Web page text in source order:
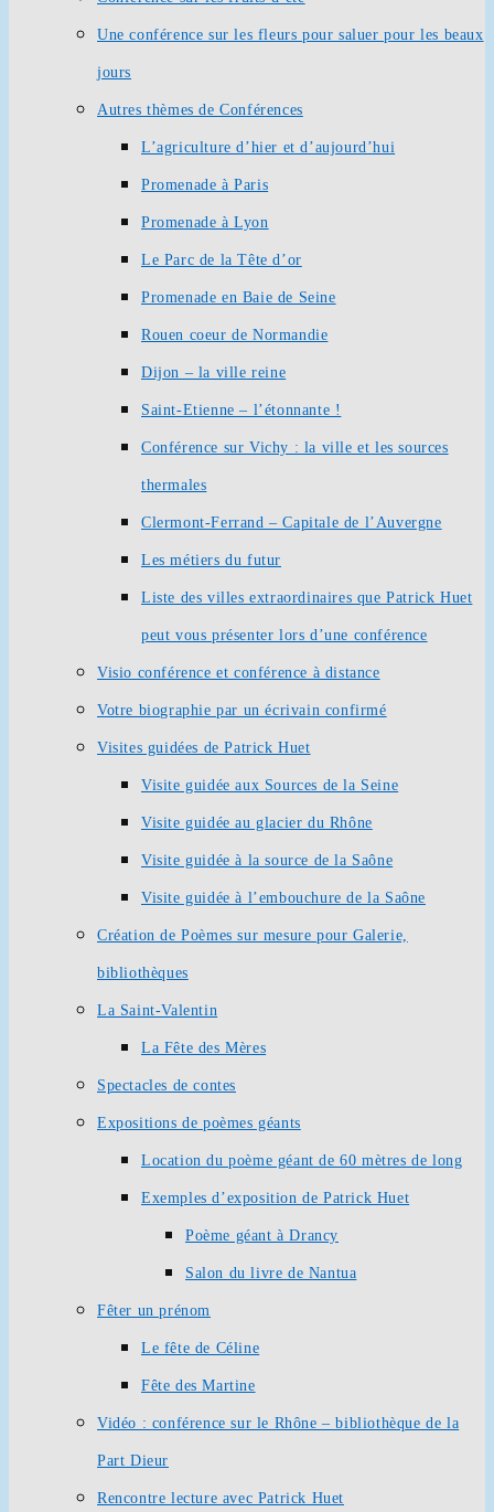
Une conférence sur les fleurs pour saluer pour les beaux
jours
Autres thèmes de Conférences
L’agriculture d’hier et d’aujourd’hui
Promenade à Paris
Promenade à Lyon
Le Parc de la Tête d’or
Promenade en Baie de Seine
Rouen coeur de Normandie
Dijon – la ville reine
Saint-Etienne – l’étonnante !
Conférence sur Vichy : la ville et les sources
thermales
Clermont-Ferrand – Capitale de l’Auvergne
Les métiers du futur
Liste des villes extraordinaires que Patrick Huet
peut vous présenter lors d’une conférence
Visio conférence et conférence à distance
Votre biographie par un écrivain confirmé
Visites guidées de Patrick Huet
Visite guidée aux Sources de la Seine
Visite guidée au glacier du Rhône
Visite guidée à la source de la Saône
Visite guidée à l’embouchure de la Saône
Création de Poèmes sur mesure pour Galerie,
bibliothèques
La Saint-Valentin
La Fête des Mères
Spectacles de contes
Expositions de poèmes géants
Location du poème géant de 60 mètres de long
Exemples d’exposition de Patrick Huet
Poème géant à Drancy
Salon du livre de Nantua
Fêter un prénom
Le fête de Céline
Fête des Martine
Vidéo : conférence sur le Rhône – bibliothèque de la
Part Dieur
Rencontre lecture avec Patrick Huet